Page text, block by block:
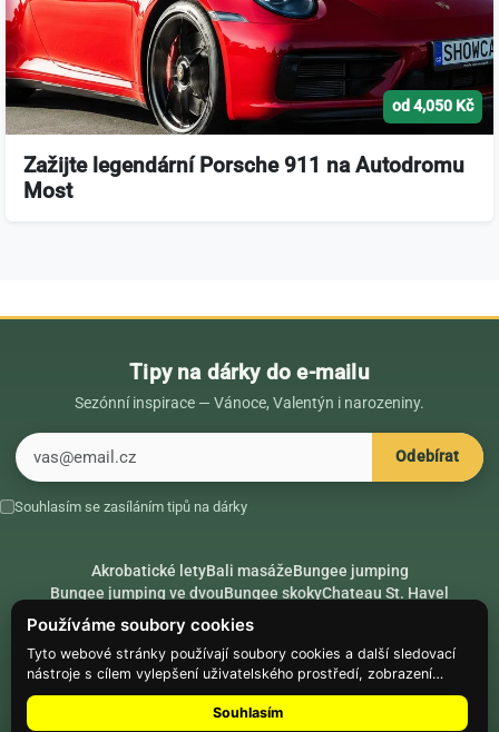
Používáme soubory cookies
Tyto webové stránky používají soubory cookies a další sledovací
nástroje s cílem vylepšení uživatelského prostředí, zobrazení
přizpůsobeného obsahu a reklam, analýzy návštěvnosti webových
stránek a zjištění zdroje návštěvnosti.
Souhlasím
od 4,050 Kč
Zažijte legendární Porsche 911 na Autodromu
Most
Tipy na dárky do e-mailu
Sezónní inspirace — Vánoce, Valentýn i narozeniny.
Odebírat
Souhlasím se zasíláním tipů na dárky
Akrobatické letyBali masážeBungee jumping
Bungee jumping ve dvouBungee skokyChateau St. Havel
Dárek k 18. narozeninám
Dárek k 40. narozeninám
RádceSecret SantaSložte se na dárek
PARTNEŘIHike.placeClimbing.place